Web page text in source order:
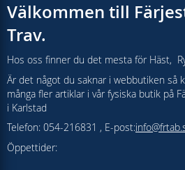
Välkommen till
Trav.
Hos oss finner du det mesta för Häst,
Är det något du saknar i webbutiken så
många fler artiklar i vår fysiska butik på
i Karlstad
Telefon: 054-216831 , E-post:
Öppettider: